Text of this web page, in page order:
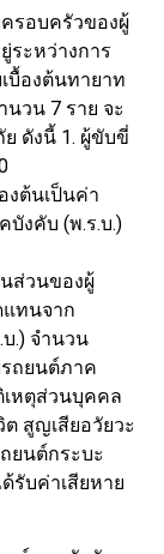
รอบครัวของผู้
ระหว่างการ
บื้องต้นทายาท
วน 7 ราย จะ
ดังนี้ 1. ผู้ขับขี่
งต้นเป็นค่า
งคับ (พ.ร.บ.)
ส่วนของผู้
ทนจาก
.) จำนวน
ถยนต์ภาค
หตุส่วนบุคคล
สูญเสียอวัยวะ
ยนต์กระบะ
รับค่าเสียหาย